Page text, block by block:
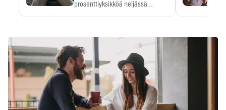
prosenttiyksikköä neljässä